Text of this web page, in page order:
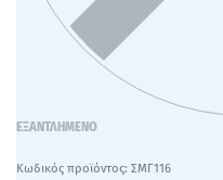
ΕΞΑΝΤΛΗΜΈΝΟ
ΣΜΓ116